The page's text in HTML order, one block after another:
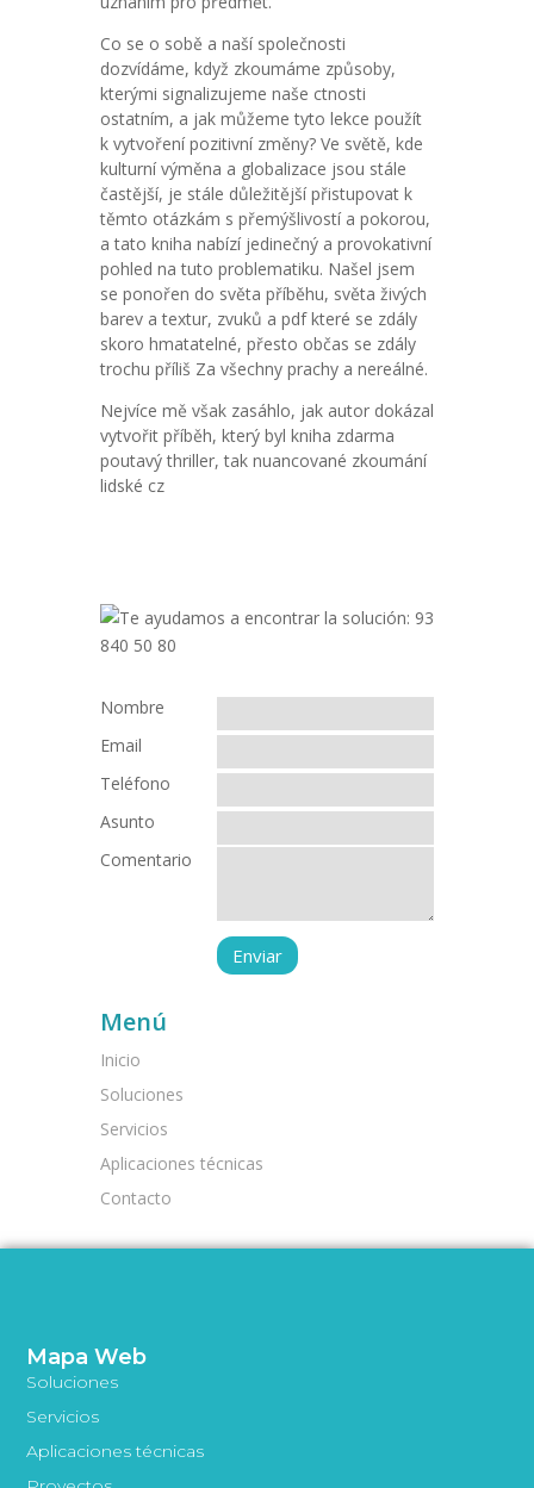
Co se o sobě a naší společnosti
dozvídáme, když zkoumáme způsoby,
kterými signalizujeme naše ctnosti
ostatním, a jak můžeme tyto lekce použít
k vytvoření pozitivní změny? Ve světě, kde
kulturní výměna a globalizace jsou stále
častější, je stále důležitější přistupovat k
těmto otázkám s přemýšlivostí a pokorou,
a tato kniha nabízí jedinečný a provokativní
pohled na tuto problematiku. Našel jsem
se ponořen do světa příběhu, světa živých
barev a textur, zvuků a pdf které se zdály
skoro hmatatelné, přesto občas se zdály
trochu příliš Za všechny prachy a nereálné.
Nejvíce mě však zasáhlo, jak autor dokázal
vytvořit příběh, který byl kniha zdarma
poutavý thriller, tak nuancované zkoumání
lidské cz
Nombre
Email
Teléfono
Asunto
Comentario
Menú
Inicio
Soluciones
Servicios
Aplicaciones técnicas
Contacto
Mapa Web
Soluciones
Servicios
Aplicaciones técnicas